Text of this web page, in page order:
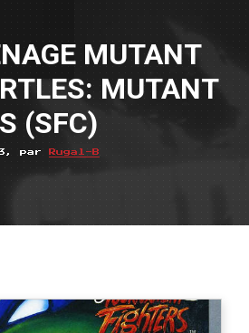
MUTANT
MUTANT
(SFC)
par Rugal-B